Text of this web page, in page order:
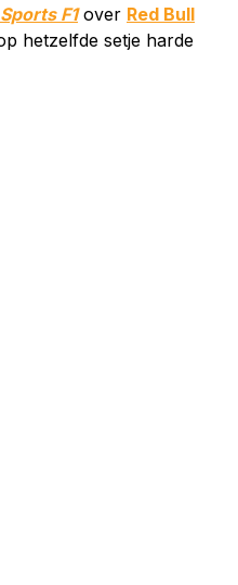
F1 over Red Bull
hetzelfde setje harde